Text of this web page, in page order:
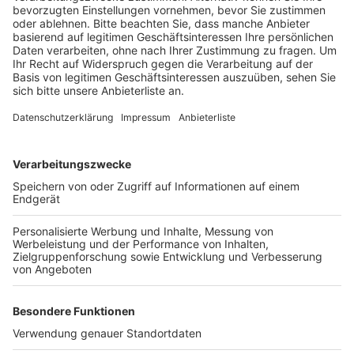
26. März, einem Samstag geplant.
Veröffentlicht:Freitag, 18.03.2022 10:59
Anzeige
für Autofahrer in dem Bereich gesperrt. Ebenso wird
der Zeitraum der Sperrung für weitere
Sanierungsarbeiten an Brücken über den Gleisen in
Vochem und Kierberg genutzt. Für Bahnreisende gibt
es alle Infoshier.